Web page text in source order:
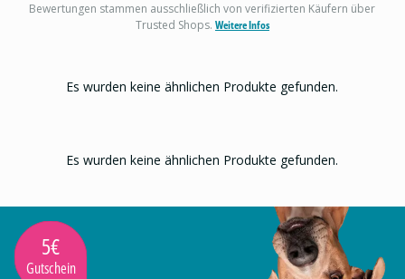
Bewertungen stammen ausschließlich von verifizierten Käufern über
Trusted Shops. Weitere Infos
Es wurden keine ähnlichen Produkte gefunden.
Es wurden keine ähnlichen Produkte gefunden.
5€
Gutschein